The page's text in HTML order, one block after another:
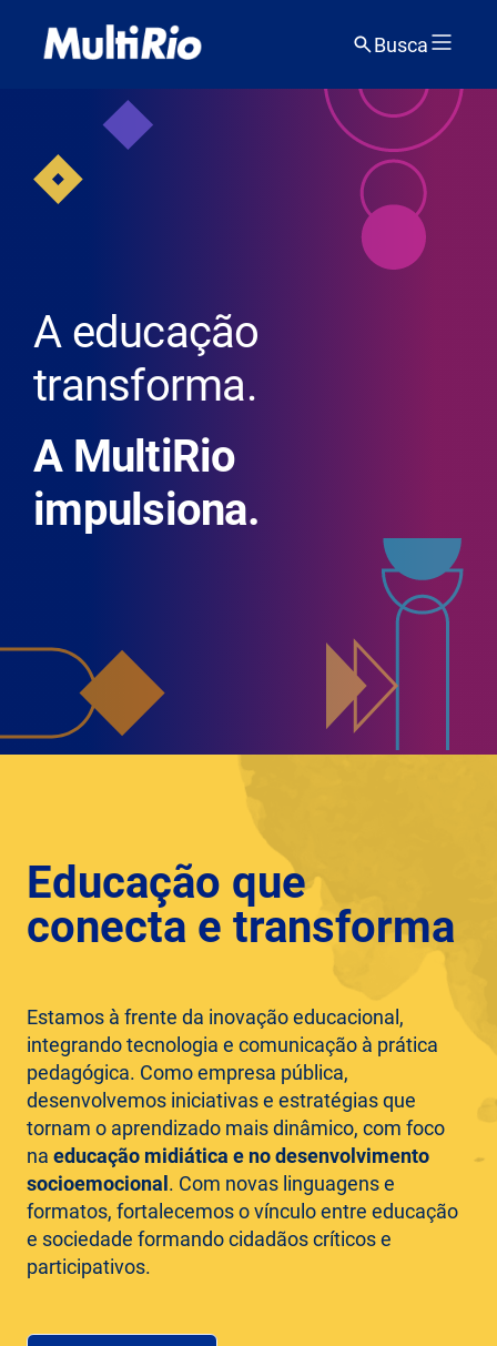
Busca
A educação
transforma.
A MultiRio
impulsiona.
Educação que
conecta e transforma
Estamos à frente da inovação educacional,
integrando tecnologia e comunicação à prática
pedagógica. Como empresa pública,
desenvolvemos iniciativas e estratégias que
tornam o aprendizado mais dinâmico, com foco
na educação midiática e no desenvolvimento
socioemocional . Com novas linguagens e
formatos, fortalecemos o vínculo entre educação
e sociedade formando cidadãos críticos e
participativos.